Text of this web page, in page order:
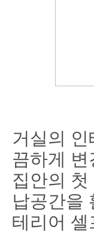
거실의
끔하게
집안의
납공간을
테리어